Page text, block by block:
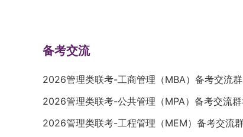
备考交流
2026管理类联考-工商管理（MBA）备考交流
2026管理类联考-公共管理（MPA）备考交流群:
2026管理类联考-工程管理（MEM）备考交流